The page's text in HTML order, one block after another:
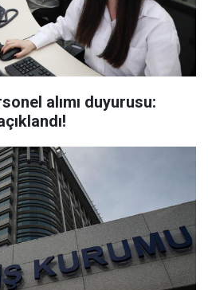
alımı duyurusu: